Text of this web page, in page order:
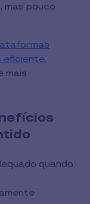
mas pouco
eficiente,
mais
quando: